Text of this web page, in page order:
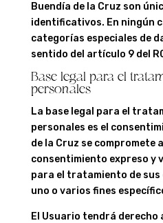
Buendía de la Cruz son
identificativos. En ningún
categorías especiales de
sentido del artículo 9 del
Base legal para el
personales
La base legal para el
personales es el
de la Cruz se compromete
consentimiento expreso y
para el tratamiento de
uno o varios fines
El Usuario tendrá derecho